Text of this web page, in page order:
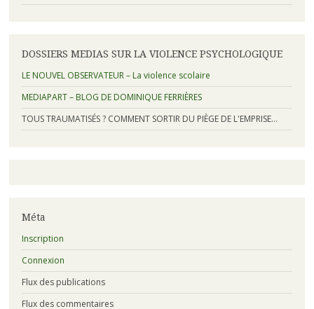
DOSSIERS MEDIAS SUR LA VIOLENCE PSYCHOLOGIQUE
LE NOUVEL OBSERVATEUR – La violence scolaire
MEDIAPART – BLOG DE DOMINIQUE FERRIÈRES
TOUS TRAUMATISÉS ? COMMENT SORTIR DU PIÈGE DE L'EMPRISE…
Méta
Inscription
Connexion
Flux des publications
Flux des commentaires